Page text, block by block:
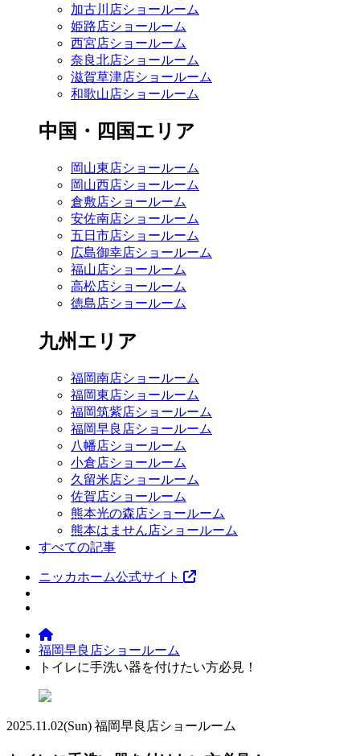
加古川店ショールーム
姫路店ショールーム
西宮店ショールーム
奈良北店ショールーム
滋賀草津店ショールーム
和歌山店ショールーム
中国・四国エリア
岡山東店ショールーム
岡山西店ショールーム
倉敷店ショールーム
安佐南店ショールーム
五日市店ショールーム
広島御幸店ショールーム
福山店ショールーム
高松店ショールーム
徳島店ショールーム
九州エリア
福岡南店ショールーム
福岡東店ショールーム
福岡筑紫店ショールーム
福岡早良店ショールーム
八幡店ショールーム
小倉店ショールーム
久留米店ショールーム
佐賀店ショールーム
熊本光の森店ショールーム
熊本はません店ショールーム
すべての記事
ニッカホーム公式サイト
福岡早良店ショールーム
トイレに手洗い器を付けたい方必見！
2025.11.02(Sun) 福岡早良店ショールーム